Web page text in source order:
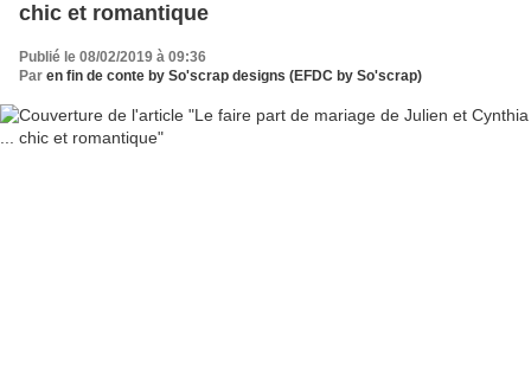
chic et romantique
Publié le 08/02/2019 à 09:36
Par en fin de conte by So'scrap designs (EFDC by So'scrap)